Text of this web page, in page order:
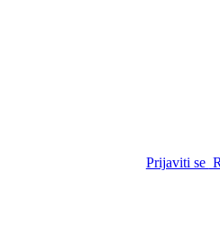
Prijaviti se